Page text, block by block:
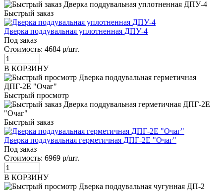
Быстрый заказ
Дверка поддувальная уплотненная ДПУ-4
Под заказ
Стоимость: 4684 р/шт.
В КОРЗИНУ
Быстрый просмотр
Быстрый заказ
Дверка поддувальная герметичная ДПГ-2Е "Очаг"
Под заказ
Стоимость: 6969 р/шт.
В КОРЗИНУ